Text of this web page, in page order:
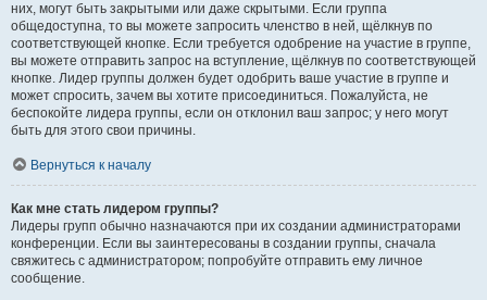
них, могут быть закрытыми или даже скрытыми. Если группа
общедоступна, то вы можете запросить членство в ней, щёлкнув по
соответствующей кнопке. Если требуется одобрение на участие в группе,
вы можете отправить запрос на вступление, щёлкнув по соответствующей
кнопке. Лидер группы должен будет одобрить ваше участие в группе и
может спросить, зачем вы хотите присоединиться. Пожалуйста, не
беспокойте лидера группы, если он отклонил ваш запрос; у него могут
быть для этого свои причины.
Вернуться к началу
Как мне стать лидером группы?
Лидеры групп обычно назначаются при их создании администраторами
конференции. Если вы заинтересованы в создании группы, сначала
свяжитесь с администратором; попробуйте отправить ему личное
сообщение.